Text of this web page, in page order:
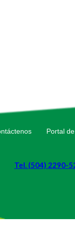
Portal
Tel. (504) 2290-